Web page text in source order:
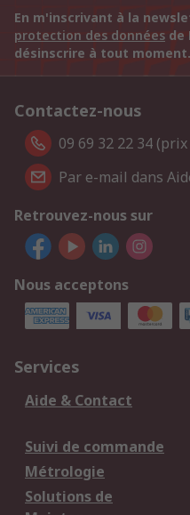
En m'inscrivant à la
protection des données de
désinscrire à tout moment.
Contactez-nous
09 69 32 22 34
Par e-mail dans
Retrouvez-nous sur
Nous acceptons
Services
Aide & Contact
Suivi de commande
Métrologie
Solutions de